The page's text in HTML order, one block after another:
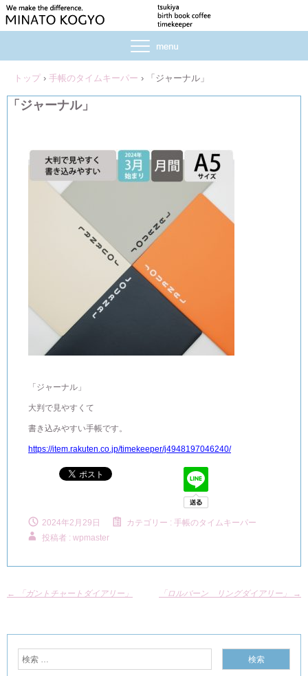
トップ › 手帳のタイムキーパー › 「ジャーナル」
「ジャーナル」
「ジャーナル」
大判で見やすくて
書き込みやすい手帳です。
https://item.rakuten.co.jp/timekeeper/j4948197046240/
2024年2月29日 カテゴリー : 手帳のタイムキーパー
投稿者 : wpmaster
← 「ガントチャートダイアリー」 「ロルバーン リングダイアリー」 →